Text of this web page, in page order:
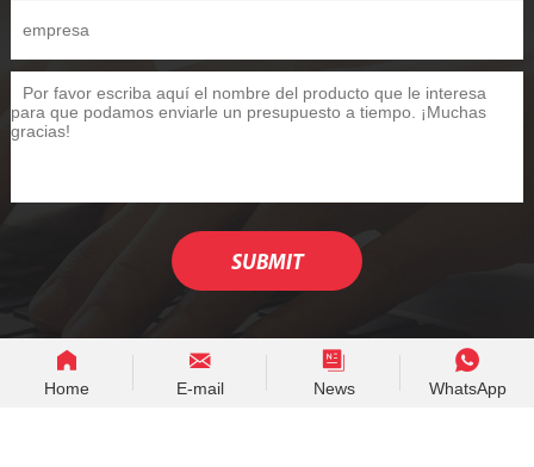
Home E-mail News WhatsApp